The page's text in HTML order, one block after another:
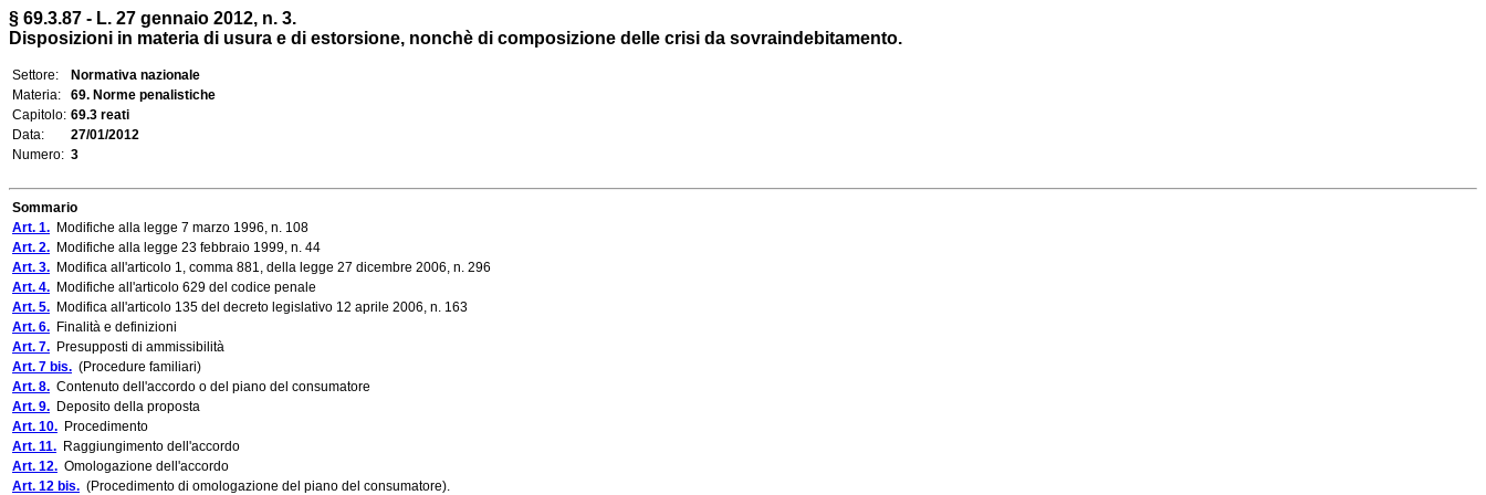
§ 69.3.87 - L. 27 gennaio 2012, n. 3.
Disposizioni in materia di usura e di estorsione, nonchè di composizione delle crisi da sovraindebitamento.
Settore:
Normativa nazionale
Materia:
69. Norme penalistiche
Capitolo: 69.3 reati
Data:
27/01/2012
Numero: 3
Sommario
Art. 1. Modifiche alla legge 7 marzo 1996, n. 108
Art. 2. Modifiche alla legge 23 febbraio 1999, n. 44
Art. 3. Modifica all'articolo 1, comma 881, della legge 27 dicembre 2006, n. 296
Art. 4. Modifiche all'articolo 629 del codice penale
Art. 5. Modifica all'articolo 135 del decreto legislativo 12 aprile 2006, n. 163
Art. 6. Finalità e definizioni
Art. 7. Presupposti di ammissibilità
Art. 7 bis. (Procedure familiari)
Art. 8. Contenuto dell'accordo o del piano del consumatore
Art. 9. Deposito della proposta
Art. 10. Procedimento
Art. 11. Raggiungimento dell'accordo
Art. 12. Omologazione dell'accordo
Art. 12 bis. (Procedimento di omologazione del piano del consumatore).